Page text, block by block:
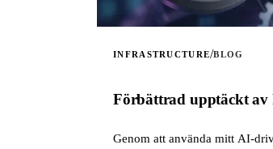
INFRASTRUCTURE/BLOG
Förbättrad upptäckt
Genom att använda mitt AI-